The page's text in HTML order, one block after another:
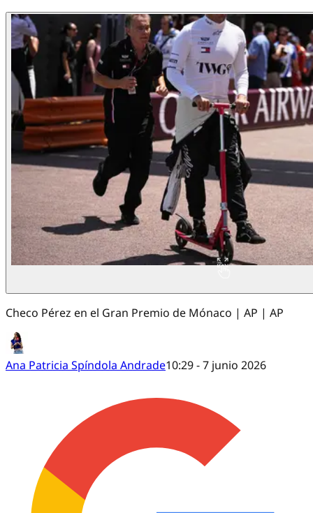
Checo Pérez en el Gran Premio de Mónaco | AP | AP
Ana Patricia Spíndola Andrade10:29 - 7 junio 2026